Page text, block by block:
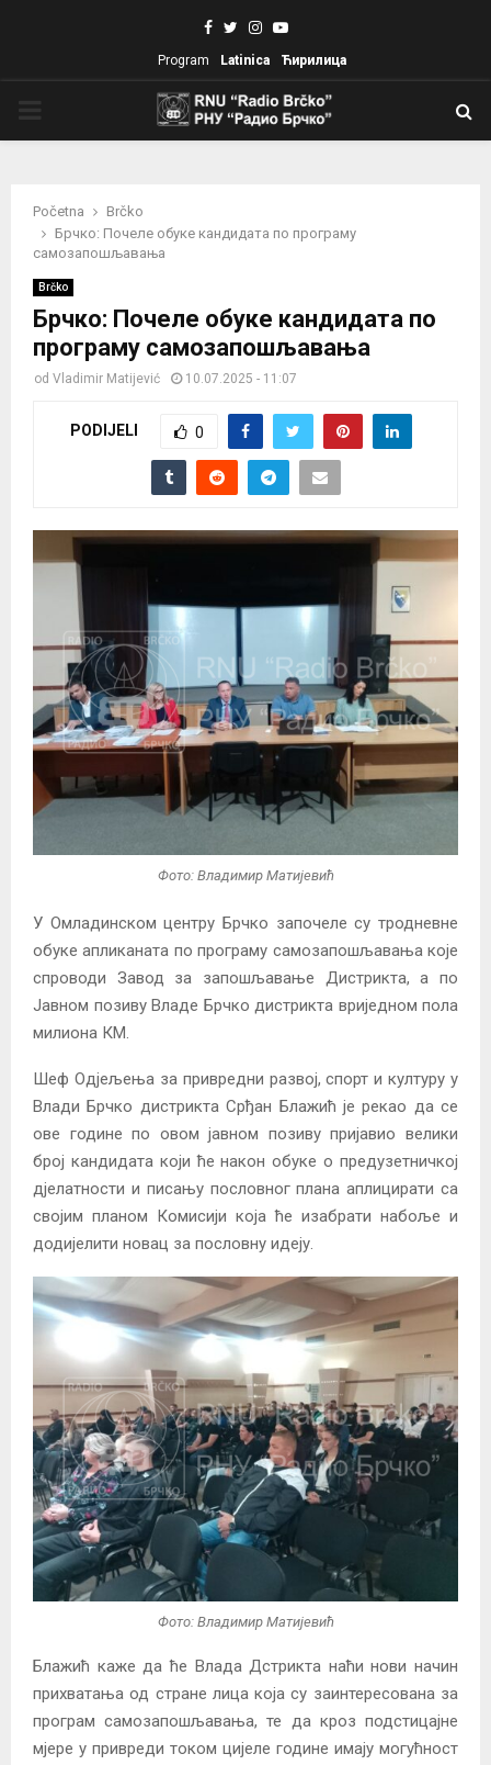
Facebook
TwitterInstagram
Youtube
Program Latinica Ћирилица
Početna
Brčko
Брчко: Почеле обуке кандидата по програму
самозапошљавања
Brčko
Брчко: Почеле обуке кандидата по
програму самозапошљавања
od Vladimir Matijević 10.07.2025 - 11:07
PODIJELI 0
Фото: Владимир Матијевић
У Омладинском центру Брчко започеле су тродневне
обуке апликаната по програму самозапошљавања које
спроводи Завод за запошљавање Дистрикта, а по
Јавном позиву Владе Брчко дистрикта вриједном пола
милиона КМ.
Шеф Одјељења за привредни развој, спорт и културу у
Влади Брчко дистрикта Срђан Блажић је рекао да се
ове године по овом јавном позиву пријавио велики
број кандидата који ће након обуке о предузетничкој
дјелатности и писању пословног плана аплицирати са
својим планом Комисији која ће изабрати набоље и
додијелити новац за пословну идеју.
Фото: Владимир Матијевић
Блажић каже да ће Влада Дстрикта наћи нови начин
прихватања од стране лица која су заинтересована за
програм самозапошљавања, те да кроз подстицајне
мјере у привреди током цијеле године имају могућност